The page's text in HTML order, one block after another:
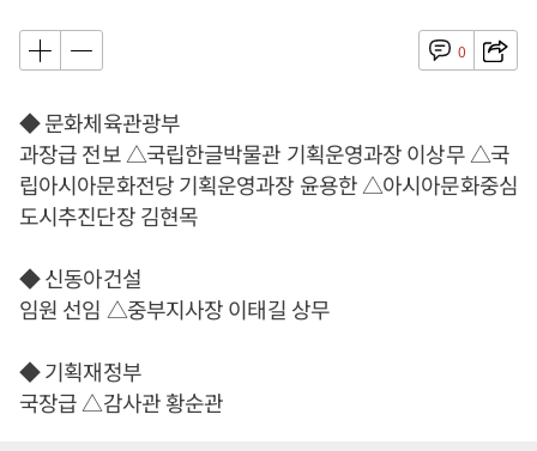
0
◆ 문화체육관광부
과장급 전보 △국립한글박물관 기획운영과장 이상무 △국
립아시아문화전당 기획운영과장 윤용한 △아시아문화중심
도시추진단장 김현목
◆ 신동아건설
임원 선임 △중부지사장 이태길 상무
◆ 기획재정부
국장급 △감사관 황순관